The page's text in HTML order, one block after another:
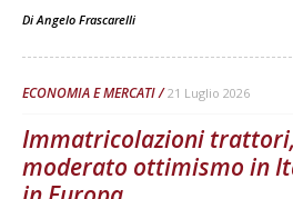
DiAngelo Frascarelli
ECONOMIA E MERCATI 21 Luglio 2026
Immatricolazioni trattori,
moderato ottimismo in